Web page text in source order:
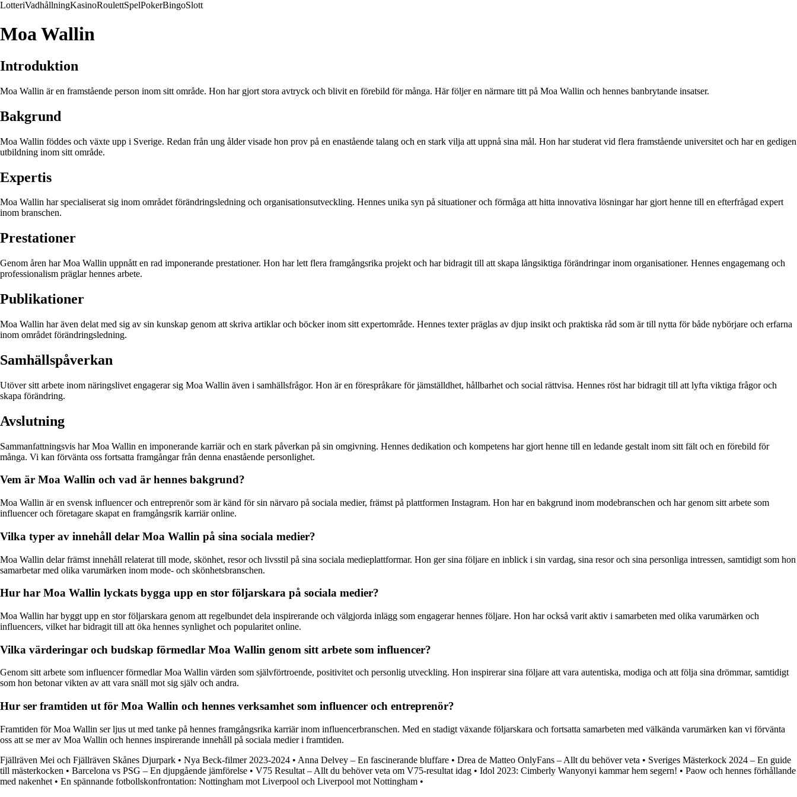
LotteriVadhållningKasinoRoulettSpelPokerBingoSlott
Moa Wallin
Introduktion
Moa Wallin är en framstående person inom sitt område. Hon har gjort stora avtryck och blivit en förebild för många. Här följer en närmare titt på Moa Wallin och hennes banbrytande insatser.
Bakgrund
Moa Wallin föddes och växte upp i Sverige. Redan från ung ålder visade hon prov på en enastående talang och en stark vilja att uppnå sina mål. Hon har studerat vid flera framstående universitet och har en gedigen
utbildning inom sitt område.
Expertis
Moa Wallin har specialiserat sig inom området förändringsledning och organisationsutveckling. Hennes unika syn på situationer och förmåga att hitta innovativa lösningar har gjort henne till en efterfrågad expert
inom branschen.
Prestationer
Genom åren har Moa Wallin uppnått en rad imponerande prestationer. Hon har lett flera framgångsrika projekt och har bidragit till att skapa långsiktiga förändringar inom organisationer. Hennes engagemang och
professionalism präglar hennes arbete.
Publikationer
Moa Wallin har även delat med sig av sin kunskap genom att skriva artiklar och böcker inom sitt expertområde. Hennes texter präglas av djup insikt och praktiska råd som är till nytta för både nybörjare och erfarna
inom området förändringsledning.
Samhällspåverkan
Utöver sitt arbete inom näringslivet engagerar sig Moa Wallin även i samhällsfrågor. Hon är en förespråkare för jämställdhet, hållbarhet och social rättvisa. Hennes röst har bidragit till att lyfta viktiga frågor och
skapa förändring.
Avslutning
Sammanfattningsvis har Moa Wallin en imponerande karriär och en stark påverkan på sin omgivning. Hennes dedikation och kompetens har gjort henne till en ledande gestalt inom sitt fält och en förebild för
många. Vi kan förvänta oss fortsatta framgångar från denna enastående personlighet.
Vem är Moa Wallin och vad är hennes bakgrund?
Moa Wallin är en svensk influencer och entreprenör som är känd för sin närvaro på sociala medier, främst på plattformen Instagram. Hon har en bakgrund inom modebranschen och har genom sitt arbete som
influencer och företagare skapat en framgångsrik karriär online.
Vilka typer av innehåll delar Moa Wallin på sina sociala medier?
Moa Wallin delar främst innehåll relaterat till mode, skönhet, resor och livsstil på sina sociala medieplattformar. Hon ger sina följare en inblick i sin vardag, sina resor och sina personliga intressen, samtidigt som hon
samarbetar med olika varumärken inom mode- och skönhetsbranschen.
Hur har Moa Wallin lyckats bygga upp en stor följarskara på sociala medier?
Moa Wallin har byggt upp en stor följarskara genom att regelbundet dela inspirerande och välgjorda inlägg som engagerar hennes följare. Hon har också varit aktiv i samarbeten med olika varumärken och
influencers, vilket har bidragit till att öka hennes synlighet och popularitet online.
Vilka värderingar och budskap förmedlar Moa Wallin genom sitt arbete som influencer?
Genom sitt arbete som influencer förmedlar Moa Wallin värden som självförtroende, positivitet och personlig utveckling. Hon inspirerar sina följare att vara autentiska, modiga och att följa sina drömmar, samtidigt
som hon betonar vikten av att vara snäll mot sig själv och andra.
Hur ser framtiden ut för Moa Wallin och hennes verksamhet som influencer och entreprenör?
Framtiden för Moa Wallin ser ljus ut med tanke på hennes framgångsrika karriär inom influencerbranschen. Med en stadigt växande följarskara och fortsatta samarbeten med välkända varumärken kan vi förvänta
oss att se mer av Moa Wallin och hennes inspirerande innehåll på sociala medier i framtiden.
Fjällräven Mei och Fjällräven Skånes Djurpark • Nya Beck-filmer 2023-2024 • Anna Delvey – En fascinerande bluffare • Drea de Matteo OnlyFans – Allt du behöver veta • Sveriges Mästerkock 2024 – En guide
till mästerkocken • Barcelona vs PSG – En djupgående jämförelse • V75 Resultat – Allt du behöver veta om V75-resultat idag • Idol 2023: Cimberly Wanyonyi kammar hem segern! • Paow och hennes förhållande
med nakenhet • En spännande fotbollskonfrontation: Nottingham mot Liverpool och Liverpool mot Nottingham •